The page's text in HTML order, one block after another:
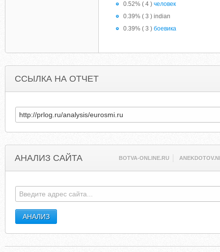
0.52% ( 4 ) человек
0.39% ( 3 ) indian
0.39% ( 3 ) боевика
ССЫЛКА НА ОТЧЕТ
АНАЛИЗ САЙТА BOTVA-ONLINE.RU